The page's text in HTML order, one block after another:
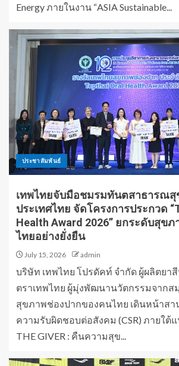
Energy ภายในงาน “ASIA Sustainable...
ประชาสัมพันธ์
เทพไทยจับมือชมรมทันตสาธารณสุ
ประเทศไทย จัดโครงการประกวด
Health Award 2026” ยกระดับสุข
ไทยอย่างยั่งยืน
July 15, 2026 admin
บริษัท เทพไทย โปรดัคท์ จำกัด ผู้ผลิตยา
ตราเทพไทย ผู้มุ่งพัฒนานวัตกรรมจากส
สุขภาพช่องปากของคนไทย เดินหน้าส
ความรับผิดชอบต่อสังคม (CSR) ภายใต้
THE GIVER : คืนความสุข...